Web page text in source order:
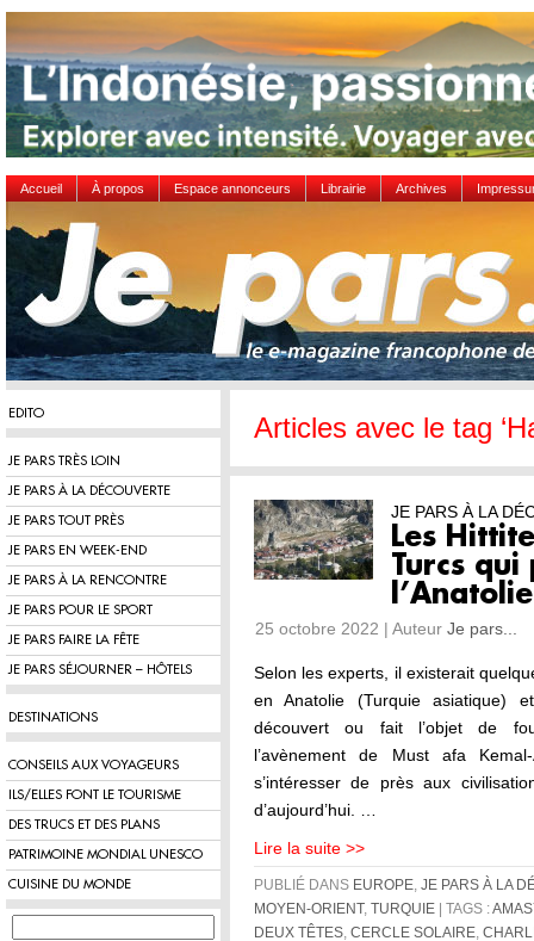
Accueil À propos Espace annonceurs Librairie Archives
EDITO
JE PARS TRÈS LOIN
JE PARS À LA DÉCOUVERTE
JE PARS TOUT PRÈS
JE PARS EN WEEK-END
JE PARS À LA RENCONTRE
JE PARS POUR LE SPORT
JE PARS FAIRE LA FÊTE
JE PARS SÉJOURNER – HÔTELS
DESTINATIONS
CONSEILS AUX VOYAGEURS
ILS/ELLES FONT LE TOURISME
DES TRUCS ET DES PLANS
PATRIMOINE MONDIAL UNESCO
CUISINE DU MONDE
Articles avec le tag
JE PARS À LA
Les
Turcs qui
l’Anatolie
25 octobre 2022 | Auteur Je pars...
Selon les experts, il existerait
en Anatolie (Turquie asiatique)
découvert ou fait l’objet de
l’avènement de Must afa
s’intéresser de près aux
d’aujourd’hui. …
Lire la suite >>
PUBLIÉ DANS EUROPE JE PARS À LA
MOYEN-ORIENT, TURQUIE | TAGS :
DEUX TÊTES CERCLE SOLAIRE